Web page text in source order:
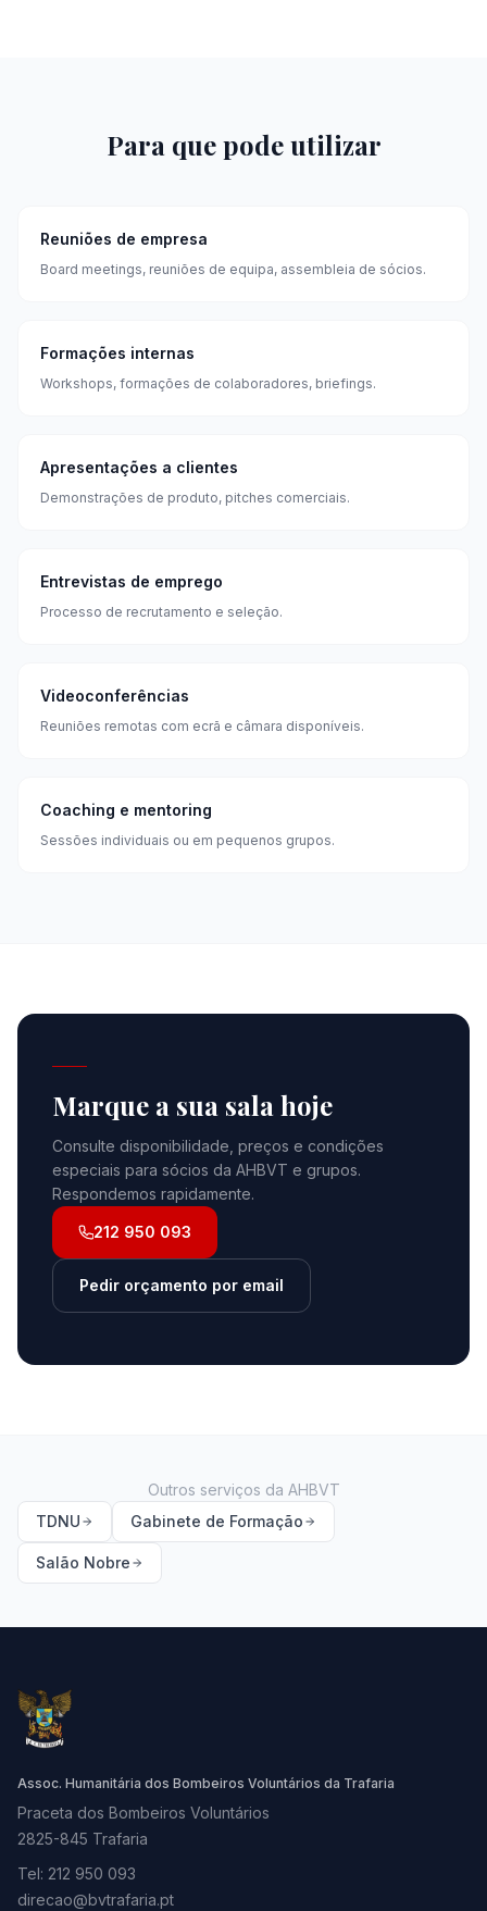
Para que pode utilizar
Reuniões de empresa
Board meetings, reuniões de equipa, assembleia de sócios.
Formações internas
Workshops, formações de colaboradores, briefings.
Apresentações a clientes
Demonstrações de produto, pitches comerciais.
Entrevistas de emprego
Processo de recrutamento e seleção.
Videoconferências
Reuniões remotas com ecrã e câmara disponíveis.
Coaching e mentoring
Sessões individuais ou em pequenos grupos.
Marque a sua sala hoje
Consulte disponibilidade, preços e condições
especiais para sócios da AHBVT e grupos.
Respondemos rapidamente.
212 950 093
Pedir orçamento por email
Outros serviços da AHBVT
TDNU
Gabinete de Formação
Salão Nobre
Assoc. Humanitária dos Bombeiros Voluntários da Trafaria
Praceta dos Bombeiros Voluntários
2825-845 Trafaria
Tel: 212 950 093
direcao@bvtrafaria.pt